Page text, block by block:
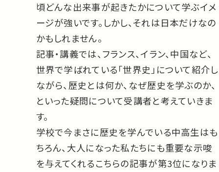
頃どんな出来事が起きたかについて学ぶイメ
ージが強いです。しかし、それは日本だけなの
かもしれません。
記事・講義では、フランス、イラン、中国など、
世界で学ばれている「世界史」について紹介し
ながら、歴史とは何か、なぜ歴史を学ぶのか、
といった疑問について受講者と考えていきま
す。
学校で今まさに歴史を学んでいる中高生はも
ちろん、大人になった私たちにも重要な示唆
を与えてくれるこちらの記事が第3位になりま